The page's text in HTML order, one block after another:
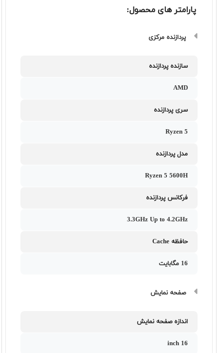
پارامتر های محصول:
پردازنده مرکزی
سازنده پردازنده
AMD
سری پردازنده
Ryzen 5
مدل پردازنده
Ryzen 5 5600H
فرکانس پردازنده
3.3GHz Up to 4.2GHz
حافظه Cache
16 مگابایت
صفحه نمایش
اندازه صفحه نمایش
16 inch